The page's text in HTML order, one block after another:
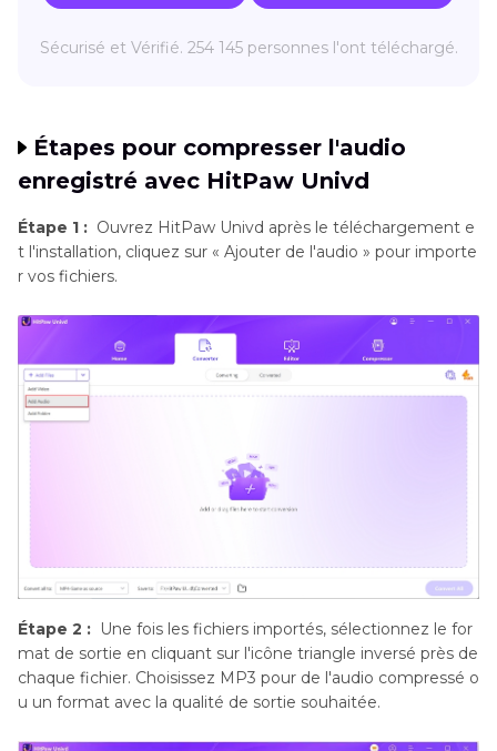
Sécurisé et Vérifié. 254 145 personnes l'ont téléchargé.
Étapes pour compresser l'audio
enregistré avec HitPaw Univd
Étape 1 : Ouvrez HitPaw Univd après le téléchargement e
t l'installation, cliquez sur « Ajouter de l'audio » pour importe
r vos fichiers.
Étape 2 : Une fois les fichiers importés, sélectionnez le for
mat de sortie en cliquant sur l'icône triangle inversé près de
chaque fichier. Choisissez MP3 pour de l'audio compressé o
u un format avec la qualité de sortie souhaitée.